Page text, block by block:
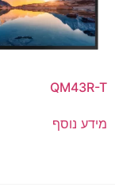
QM43R-T
מידע נוסף